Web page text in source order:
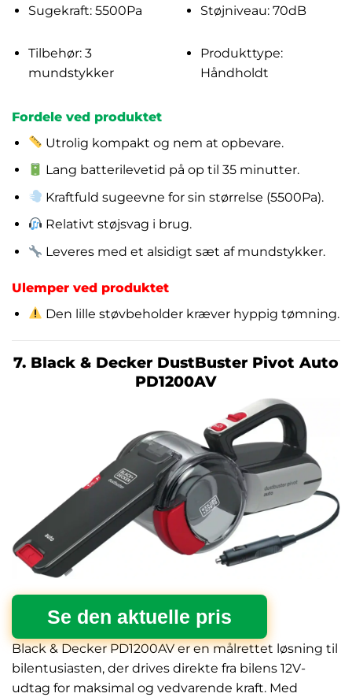
Sugekraft: 5500Pa Støjniveau: 70dB
Tilbehør: 3
mundstykker
Produkttype:
Håndholdt
Fordele ved produktet
Utrolig kompakt og nem at opbevare.
Lang batterilevetid på op til 35 minutter.
Kraftfuld sugeevne for sin størrelse (5500Pa).
Relativt støjsvag i brug.
Leveres med et alsidigt sæt af mundstykker.
Ulemper ved produktet
Den lille støvbeholder kræver hyppig tømning.
7. Black & Decker DustBuster Pivot Auto
PD1200AV
Se den aktuelle pris
Black & Decker PD1200AV er en målrettet løsning til
bilentusiasten, der drives direkte fra bilens 12V-
udtag for maksimal og vedvarende kraft. Med